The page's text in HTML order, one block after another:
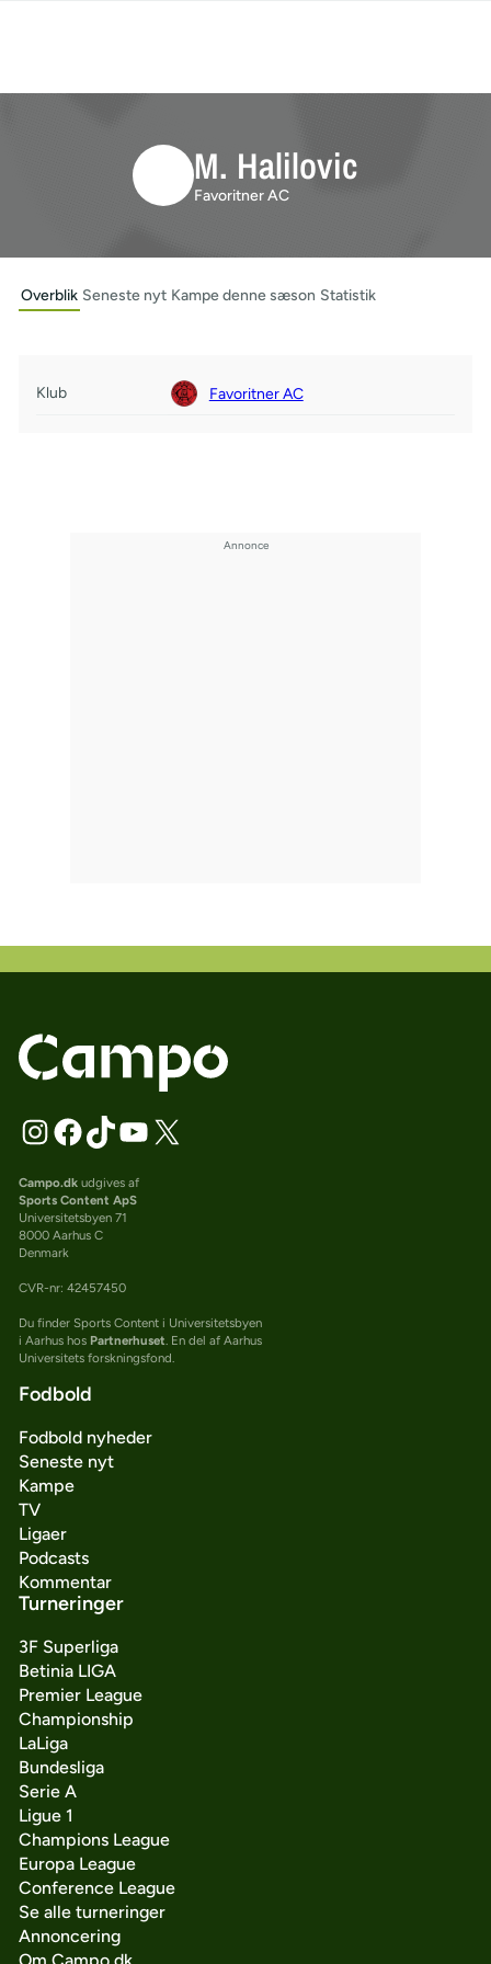
M. Halilovic
Favoritner AC
Overblik Seneste nyt Kampe denne sæson Statistik
Klub Favoritner AC
Campo.dkudgives af
Sports Content ApS
Universitetsbyen 71
8000 Aarhus C
Denmark
CVR-nr: 42457450
Du finder Sports Content i Universitetsbyen
i Aarhus hos Partnerhuset. En del af Aarhus
Universitets forskningsfond.
Fodbold
Fodbold nyheder
Seneste nyt
Kampe
TV
Ligaer
Podcasts
Kommentar
Turneringer
3F Superliga
Betinia LIGA
Premier League
Championship
LaLiga
Bundesliga
Serie A
Ligue 1
Champions League
Europa League
Conference League
Se alle turneringer
Annoncering